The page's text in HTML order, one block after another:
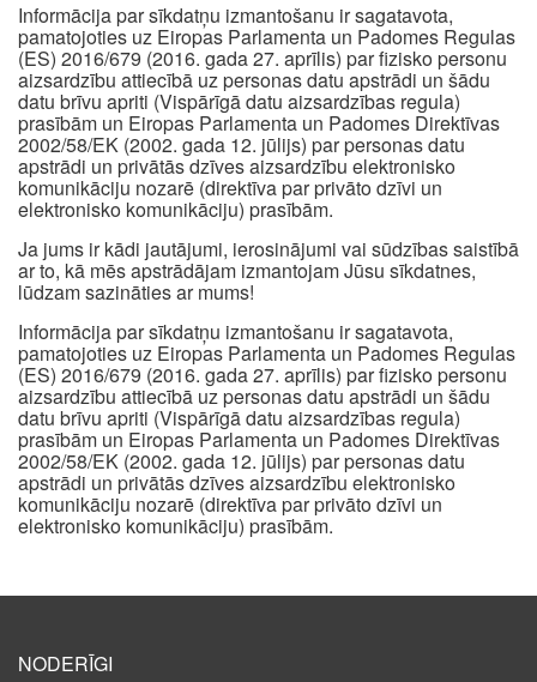
Informācija par sīkdatņu izmantošanu ir sagatavota,
pamatojoties uz Eiropas Parlamenta un Padomes Regulas
(ES) 2016/679 (2016. gada 27. aprīlis) par fizisko personu
aizsardzību attiecībā uz personas datu apstrādi un šādu
datu brīvu apriti (Vispārīgā datu aizsardzības regula)
prasībām un Eiropas Parlamenta un Padomes Direktīvas
2002/58/EK (2002. gada 12. jūlijs) par personas datu
apstrādi un privātās dzīves aizsardzību elektronisko
komunikāciju nozarē (direktīva par privāto dzīvi un
elektronisko komunikāciju) prasībām.
Ja jums ir kādi jautājumi, ierosinājumi vai sūdzības saistībā
ar to, kā mēs apstrādājam izmantojam Jūsu sīkdatnes,
lūdzam sazināties ar mums!
Informācija par sīkdatņu izmantošanu ir sagatavota,
pamatojoties uz Eiropas Parlamenta un Padomes Regulas
(ES) 2016/679 (2016. gada 27. aprīlis) par fizisko personu
aizsardzību attiecībā uz personas datu apstrādi un šādu
datu brīvu apriti (Vispārīgā datu aizsardzības regula)
prasībām un Eiropas Parlamenta un Padomes Direktīvas
2002/58/EK (2002. gada 12. jūlijs) par personas datu
apstrādi un privātās dzīves aizsardzību elektronisko
komunikāciju nozarē (direktīva par privāto dzīvi un
elektronisko komunikāciju) prasībām.
NODERĪGI